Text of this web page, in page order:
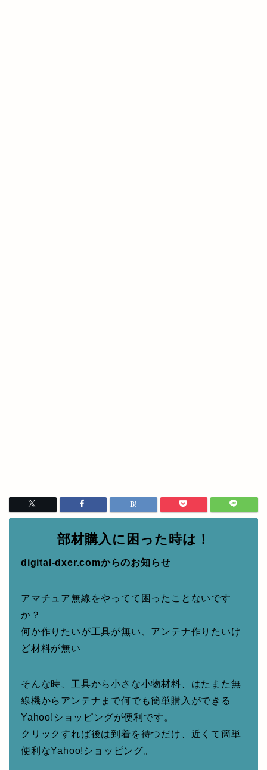
部材購入に困った時は！
digital-dxer.comからのお知らせ
アマチュア無線をやってて困ったことないです
か？
何か作りたいが工具が無い、アンテナ作りたいけ
ど材料が無い
そんな時、工具から小さな小物材料、はたまた無
線機からアンテナまで何でも簡単購入ができる
Yahoo!ショッピングが便利です。
クリックすれば後は到着を待つだけ、近くて簡単
便利なYahoo!ショッピング。